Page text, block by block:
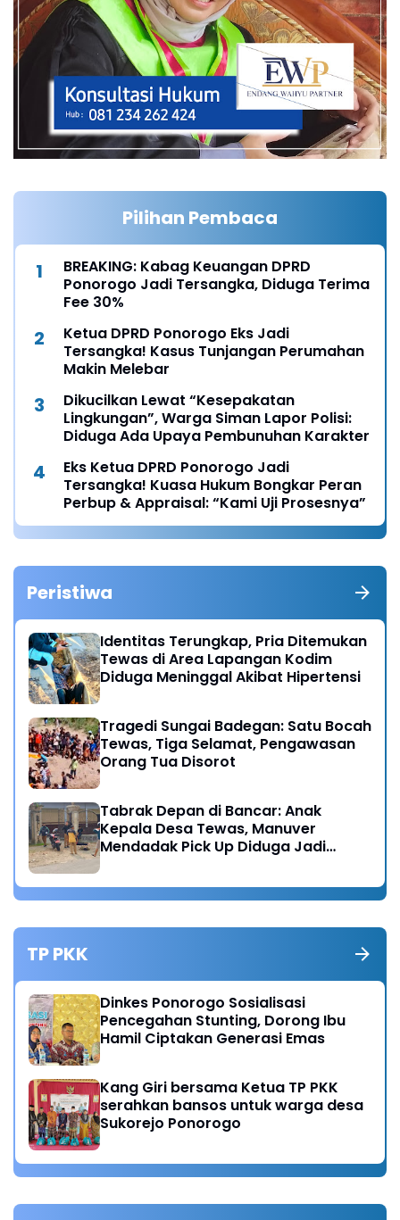
Pilihan Pembaca
BREAKING: Kabag Keuangan DPRD
Ponorogo Jadi Tersangka, Diduga Terima
Fee 30%
Ketua DPRD Ponorogo Eks Jadi
Tersangka! Kasus Tunjangan Perumahan
Makin Melebar
Dikucilkan Lewat “Kesepakatan
Lingkungan”, Warga Siman Lapor Polisi:
Diduga Ada Upaya Pembunuhan Karakter
Eks Ketua DPRD Ponorogo Jadi
Tersangka! Kuasa Hukum Bongkar Peran
Perbup & Appraisal: “Kami Uji Prosesnya”
Peristiwa
Identitas Terungkap, Pria Ditemukan
Tewas di Area Lapangan Kodim
Diduga Meninggal Akibat Hipertensi
Tragedi Sungai Badegan: Satu Bocah
Tewas, Tiga Selamat, Pengawasan
Orang Tua Disorot
Tabrak Depan di Bancar: Anak
Kepala Desa Tewas, Manuver
Mendadak Pick Up Diduga Jadi
TP PKK
Dinkes Ponorogo Sosialisasi
Pencegahan Stunting, Dorong Ibu
Hamil Ciptakan Generasi Emas
Kang Giri bersama Ketua TP PKK
serahkan bansos untuk warga desa
Sukorejo Ponorogo